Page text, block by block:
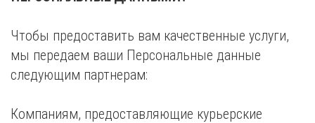
Чтобы предоставить вам качественные услуги,
мы передаем ваши Персональные данные
следующим партнерам:
Компаниям, предоставляющие курьерские